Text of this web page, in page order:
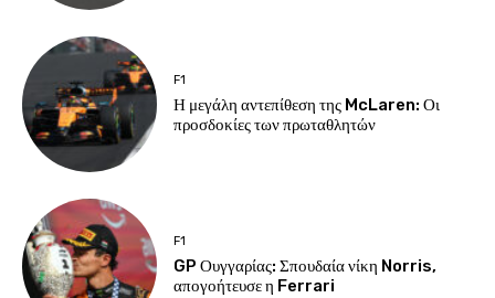
F1
Η μεγάλη αντεπίθεση της McLaren: Οι
προσδοκίες των πρωταθλητών
F1
GP Ουγγαρίας: Σπουδαία νίκη Norris,
απογοήτευσε η Ferrari